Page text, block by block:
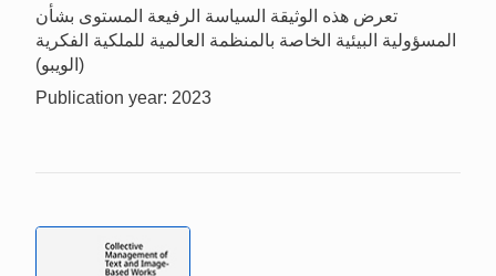
تعرض هذه الوثيقة السياسة الرفيعة المستوى بشأن
المسؤولية البيئية الخاصة بالمنظمة العالمية للملكية الفكرية
(الويبو)
Publication year: 2023